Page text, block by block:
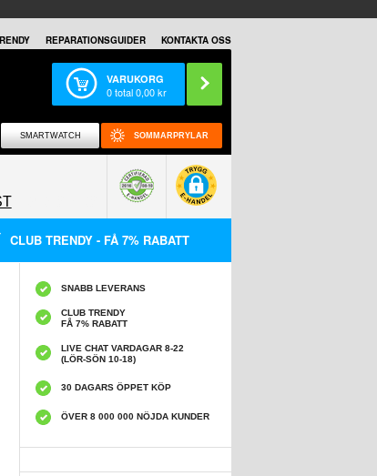
REPARATIONSGUIDER KONTAKTA OSS
VARUKORG
0total0,00kr
SMARTWATCH SOMMARPRYLAR
CLUB TRENDY - FÅ 7% RABATT
SNABB LEVERANS
CLUB TRENDY
FÅ 7% RABATT
LIVE CHAT VARDAGAR 8-22
(LÖR-SÖN 10-18)
30 DAGARS ÖPPET KÖP
ÖVER 8 000 000 NÖJDA KUNDER